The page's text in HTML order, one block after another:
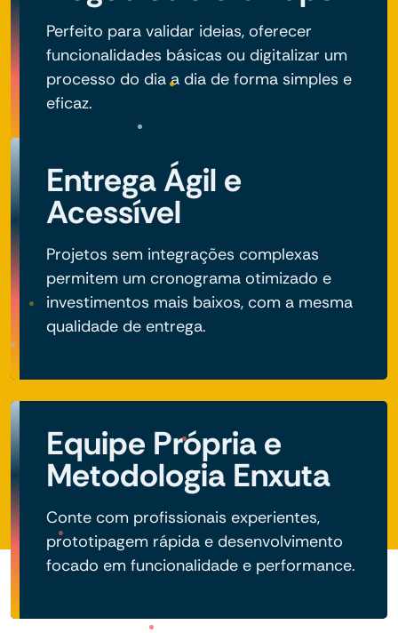
Perfeito para validar ideias, oferecer
funcionalidades básicas ou digitalizar um
processo do dia a dia de forma simples e
eficaz.
Entrega Ágil e
Acessível
Projetos sem integrações complexas
permitem um cronograma otimizado e
investimentos mais baixos, com a mesma
qualidade de entrega.
Equipe Própria e
Metodologia Enxuta
Conte com profissionais experientes,
prototipagem rápida e desenvolvimento
focado em funcionalidade e performance.